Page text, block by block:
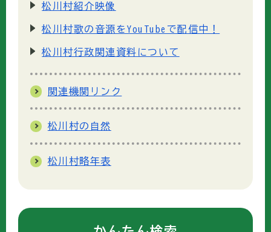
松川村紹介映像
松川村歌の音源をYouTubeで配信中！
松川村行政関連資料について
関連機関リンク
松川村の自然
松川村略年表